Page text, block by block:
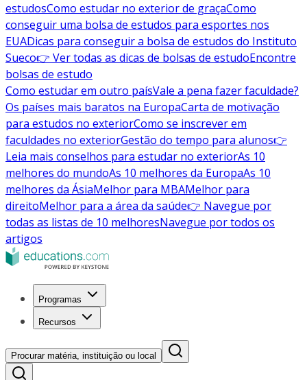
estudosComo estudar no exterior de graçaComo
conseguir uma bolsa de estudos para esportes nos
EUADicas para conseguir a bolsa de estudos do Instituto
Sueco👉 Ver todas as dicas de bolsas de estudoEncontre
bolsas de estudo
Como estudar em outro paísVale a pena fazer faculdade?
Os países mais baratos na EuropaCarta de motivação
para estudos no exteriorComo se inscrever em
faculdades no exteriorGestão do tempo para alunos👉
Leia mais conselhos para estudar no exteriorAs 10
melhores do mundoAs 10 melhores da EuropaAs 10
melhores da ÁsiaMelhor para MBAMelhor para
direitoMelhor para a área da saúde👉 Navegue por
todas as listas de 10 melhoresNavegue por todos os
artigos
Programas
Recursos
Procurar matéria, instituição ou local